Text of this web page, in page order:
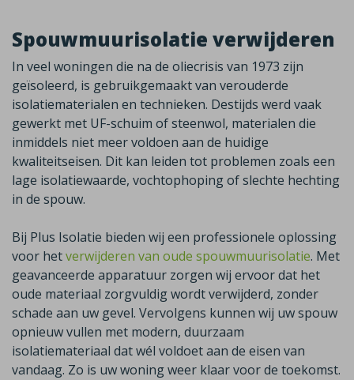
Spouwmuurisolatie verwijderen
In veel woningen die na de oliecrisis van 1973 zijn
geïsoleerd, is gebruikgemaakt van verouderde
isolatiematerialen en technieken. Destijds werd vaak
gewerkt met UF-schuim of steenwol, materialen die
inmiddels niet meer voldoen aan de huidige
kwaliteitseisen. Dit kan leiden tot problemen zoals een
lage isolatiewaarde, vochtophoping of slechte hechting
in de spouw.
Bij Plus Isolatie bieden wij een professionele oplossing
voor hetverwijderen van oude spouwmuurisolatie. Met
geavanceerde apparatuur zorgen wij ervoor dat het
oude materiaal zorgvuldig wordt verwijderd, zonder
schade aan uw gevel. Vervolgens kunnen wij uw spouw
opnieuw vullen met modern, duurzaam
isolatiemateriaal dat wél voldoet aan de eisen van
vandaag. Zo is uw woning weer klaar voor de toekomst.